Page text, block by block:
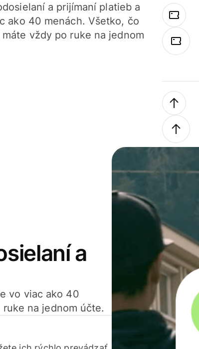
a prijímaní platieb a
ako 40 menách. Všetko, čo
vždy po ruke na jednom
a
vo viac ako 40
na jednom účte.